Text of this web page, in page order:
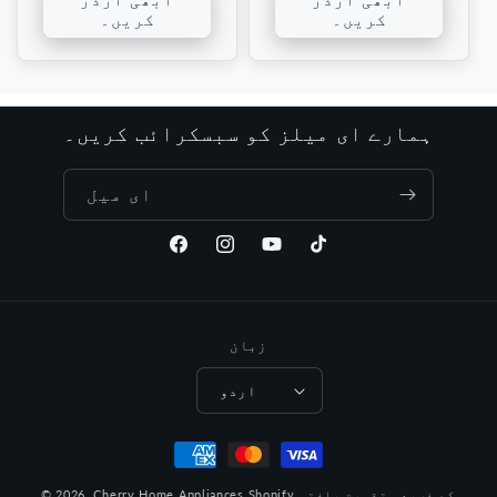
کریں۔
کریں۔
ہمارے ای میلز کو سبسکرائب کریں۔
ای میل
فیس
انسٹاگرامیوٹیوبٹک
زبان
اردو
ادائیگی